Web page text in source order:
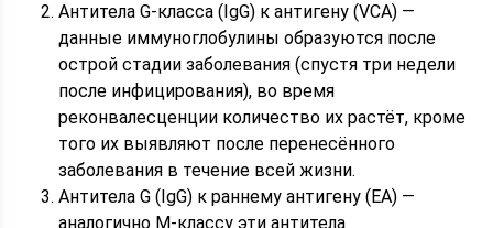
Антитела G-класса (IgG) к антигену (VCA) —
данные иммуноглобулины образуются после
острой стадии заболевания (спустя три недели
после инфицирования), во время
реконвалесценции количество их растёт, кроме
того их выявляют после перенесённого
заболевания в течение всей жизни.
Антитела G (IgG) к раннему антигену (ЕА) —
аналогично М-классу эти антитела